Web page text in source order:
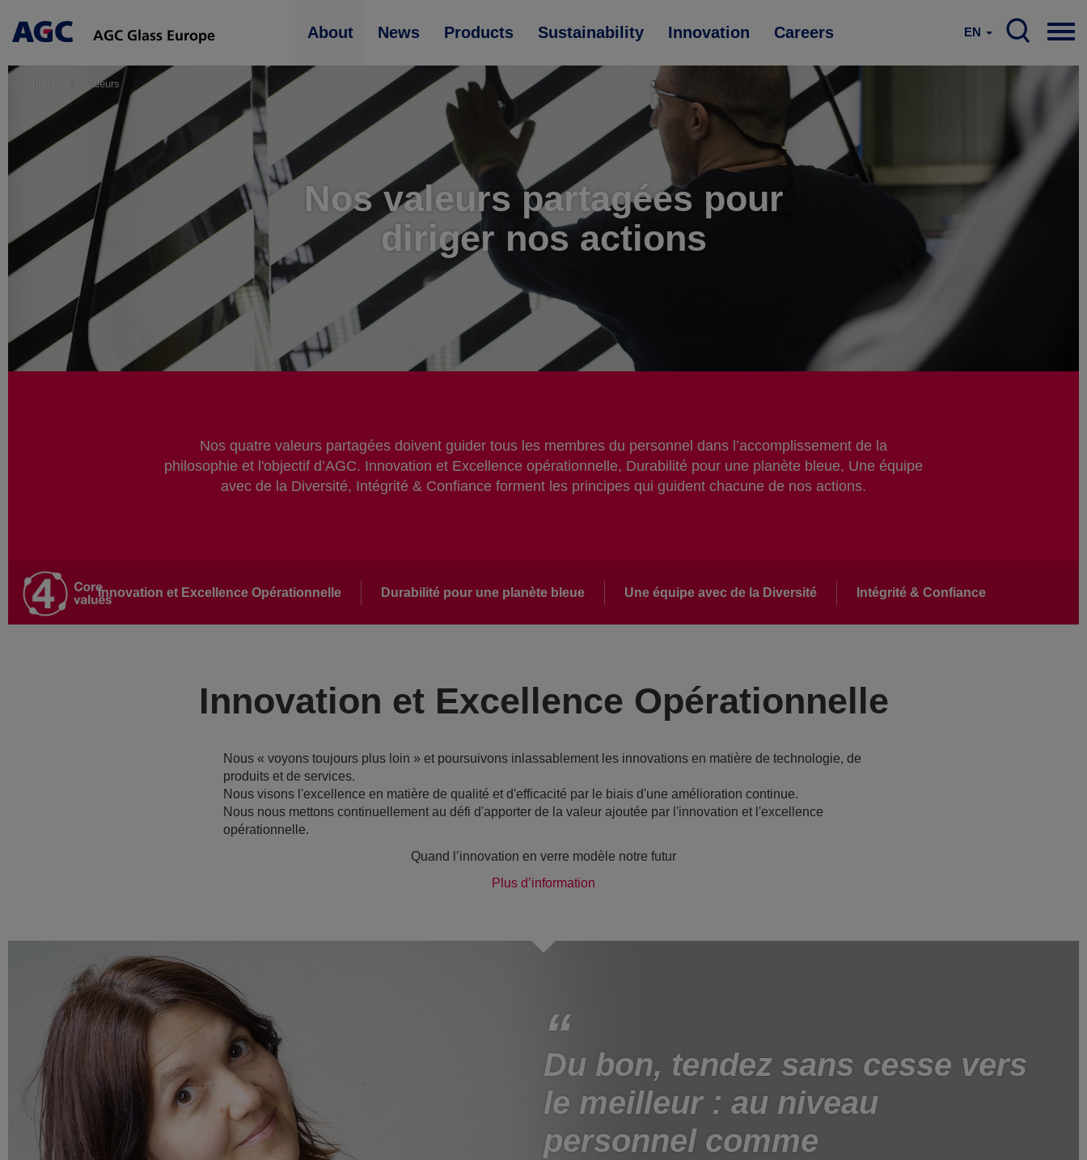
Main
About News Products Sustainability Innovation Careers EN
A propos Valeurs
Nos valeurs partagées pour
diriger nos actions
Nos quatre valeurs partagées doivent guider tous les membres du personnel dans l’accomplissement de la
philosophie et l'objectif d’AGC. Innovation et Excellence opérationnelle, Durabilité pour une planète bleue, Une équipe
avec de la Diversité, Intégrité & Confiance forment les principes qui guident chacune de nos actions.
Main
navigationInnovation et Excellence Opérationnelle Durabilité pour une planète bleue Une équipe avec de la Diversité Intégrité & Confiance
Innovation et Excellence Opérationnelle
Nous « voyons toujours plus loin » et poursuivons inlassablement les innovations en matière de technologie, de
produits et de services.
Nous visons l'excellence en matière de qualité et d'efficacité par le biais d'une amélioration continue.
Nous nous mettons continuellement au défi d'apporter de la valeur ajoutée par l'innovation et l'excellence
opérationnelle.
Quand l’innovation en verre modèle notre futur
Plus d’information
Du bon, tendez sans cesse vers
le meilleur : au niveau
personnel comme